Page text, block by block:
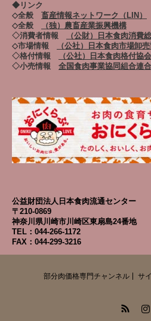
◆リンク
◇全般 畜産情報ネットワーク（LIN）
◇全般
（独）農畜産業振興機構
◇消費者情報
（公財）日本食肉消費
◇市場情報
（公社）日本食肉市場卸
◇格付情報
（公社）日本食肉格付協会
◇小売情報 全国食肉事業協同組合連
公益財団法人日本食肉流通センター
〒210-0869
神奈川県川崎市川崎区東扇島24番地
TEL：044-266-1172
FAX：044-299-3216
部分肉価格専門チャンネル サ